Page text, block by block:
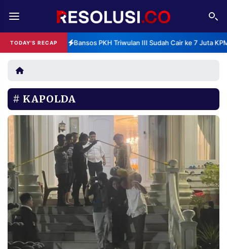
TODAY'S RECAP Bansos PKH Triwulan III Sudah Cair ke 7 Juta
REDAKSI TENTANG
RESOLUSI IKLAN
RUBRIKASI
EDITORIAL AKSARA
PERSONA
DAERAH NASIONAL
MANCA SPORT
INFORMASI
PRIVACY
POLICY
BERITA
WARGA
KAPOLDA